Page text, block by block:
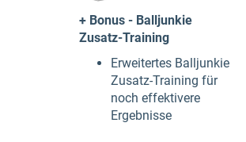
+ Bonus - Balljunkie
Zusatz-Training
Erweitertes Balljunkie
Zusatz-Training für
noch effektivere
Ergebnisse